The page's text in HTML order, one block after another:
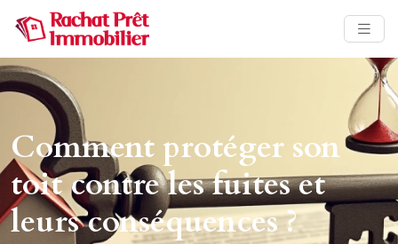
Comment protéger son
toit contre les fuites et
leurs conséquences ?